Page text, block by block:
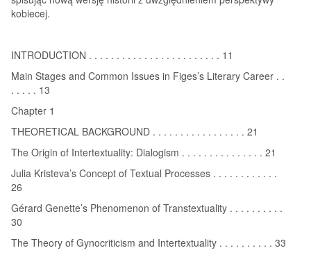
kobiecej.
INTRODUCTION . . . . . . . . . . . . . . . . . . . . . . . . 11
Main Stages and Common Issues in Figes’s Literary Career . .
. . . . . 13
Chapter 1
THEORETICAL BACKGROUND . . . . . . . . . . . . . . . . . 21
The Origin of Intertextuality: Dialogism . . . . . . . . . . . . . . . 21
Julia Kristeva’s Concept of Textual Processes . . . . . . . . . . . .
26
Gérard Genette’s Phenomenon of Transtextuality . . . . . . . . . .
30
The Theory of Gynocriticism and Intertextuality . . . . . . . . . . 33